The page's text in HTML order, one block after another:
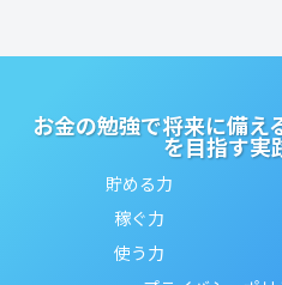
お金の勉強で将来に備
を目指す実
貯める力
稼ぐ力
使う力